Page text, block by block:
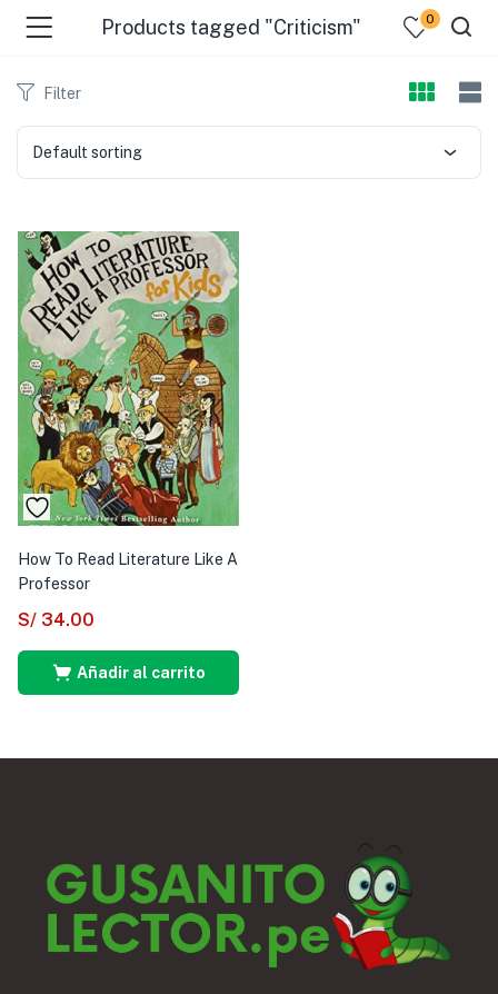
Products tagged "Criticism" 0
Filter
Default sorting
How To Read Literature Like A
Professor
S/ 34.00
Añadir al carrito